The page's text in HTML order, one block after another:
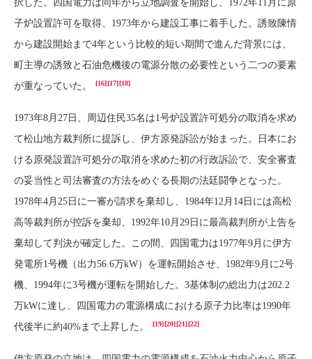
択した。四国電力は同年から立地調査を開始し、1972年11月に原
子炉設置許可を取得、1973年から建設工事に着手した。誘致陳情
から建設開始まで4年という比較的短い期間で進んだ背景には、
町主導の誘致と石油危機後の電源分散の必要性という二つの要素
が重なっていた。
[16][17][18]
1973年8月27日、周辺住民35名は1号炉設置許可処分の取消を求め
て松山地方裁判所に提訴し、伊方原発訴訟が始まった。日本にお
ける原発設置許可処分の取消を求めた初の行政訴訟で、安全審査
の妥当性と司法審査の方法をめぐる長期の法廷闘争となった。
1978年4月25日に一審が請求を棄却し、1984年12月14日には高松
高等裁判所が控訴を棄却、1992年10月29日に最高裁判所が上告を
棄却して判決が確定した。この間、四国電力は1977年9月に伊方
発電所1号機（出力56.6万kW）を運転開始させ、1982年9月に2号
機、1994年に3号機が運転を開始した。3基体制の総出力は202.2
万kWに達し、四国電力の電源構成における原子力比率は1990年
代後半に約40%まで上昇した。
[19][20][21][22]